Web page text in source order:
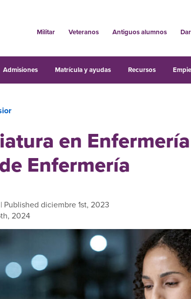
Militar Veteranos Antiguos alumnos Dar
Admisiones Matrícula y ayudas Recursos
en
Enfermería
| Published diciembre 1st, 2023
2024